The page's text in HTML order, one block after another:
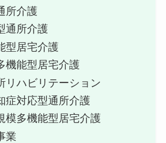
所介護
通所介護
型居宅介護
機能型居宅介護
リハビリテーション
症対応型通所介護
模多機能型居宅介護
業